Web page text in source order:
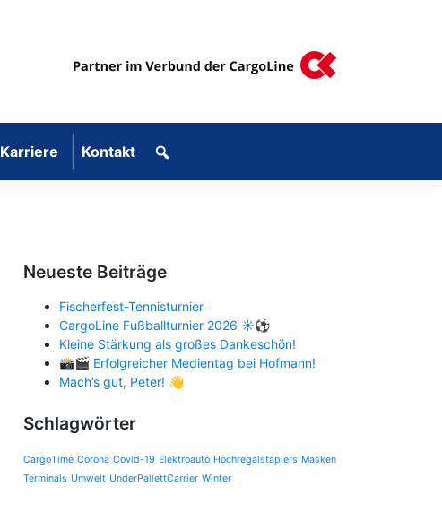
Karriere Kontakt
Neueste Beiträge
Fischerfest-Tennisturnier
CargoLine Fußballturnier 2026 ☀️⚽
Kleine Stärkung als großes Dankeschön!
📸🎬 Erfolgreicher Medientag bei Hofmann!
Mach’s gut, Peter! 👋
Schlagwörter
CargoTime Corona Covid-19 Elektroauto Hochregalstaplers Masken
Terminals Umwelt UnderPallettCarrier Winter